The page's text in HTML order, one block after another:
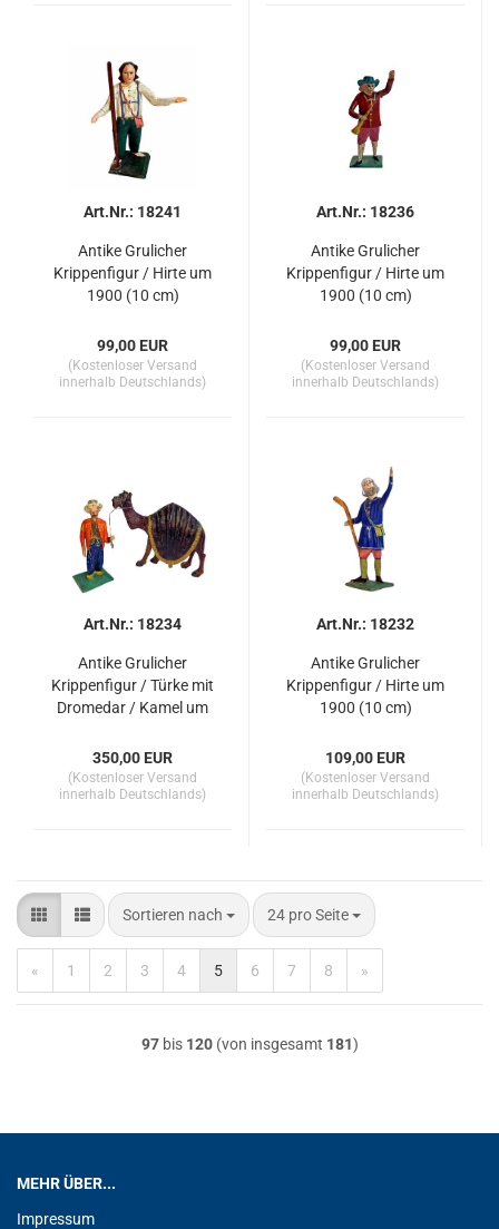
Art.Nr.: 18241
Antike Grulicher
Krippenfigur / Hirte um
1900 (10 cm)
99,00 EUR
(Kostenloser Versand
innerhalb Deutschlands)
Art.Nr.: 18236
Antike Grulicher
Krippenfigur / Hirte um
1900 (10 cm)
99,00 EUR
(Kostenloser Versand
innerhalb Deutschlands)
Art.Nr.: 18234
Antike Grulicher
Krippenfigur / Türke mit
Dromedar / Kamel um
350,00 EUR
(Kostenloser Versand
innerhalb Deutschlands)
Art.Nr.: 18232
Antike Grulicher
Krippenfigur / Hirte um
1900 (10 cm)
109,00 EUR
(Kostenloser Versand
innerhalb Deutschlands)
Sortieren nach
Sortieren nach 24 pro Seite
pro Seite
« 1 2 3 4 5 6 7 8 »
97bis 120(von insgesamt 181)
MEHR ÜBER...
Impressum